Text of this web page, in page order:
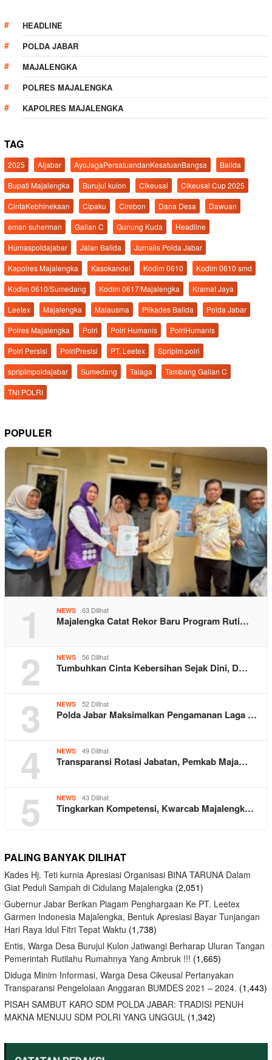
HEADLINE
POLDA JABAR
MAJALENGKA
POLRES MAJALENGKA
KAPOLRES MAJALENGKA
TAG
2025 Aljabar AyoJagaPersatuandanKesatuanBangsa
Balida
Bupati Majalengka
Burujul kulon Cikeusal
Cikeusal Cup 2025
CintaKebhinekaan
Cipaku Cirebon Dana Desa
Dawuan
eman suherman
Galian C Gunung Kuda
Headline
Humaspoldajabar
Jalan Balida
Jurnalis Polda Jabar
Kapolres Majalengka
Kasokandel Kodim 0610
Kodim 0610 smd
Kodim 0610/Sumedang
Kodim 0617/Majalengka
Kramat Jaya
Leetex
Majalengka Malausma Pilkades Balida
Polda Jabar
Polres Majalengka
Polri Polri Humanis
PolriHumanis
Polri Persisi
PolriPresisi PT. Leetex
Spripim.polri
spripimpoldajabar
Sumedang Talaga
Tambang Galian C
TNI POLRI
POPULER
1 NEWS 63 Dilihat
Majalengka Catat Rekor Baru Program Ruti…
2 NEWS 56 Dilihat
Tumbuhkan Cinta Kebersihan Sejak Dini, D…
3 NEWS 52 Dilihat
Polda Jabar Maksimalkan Pengamanan Laga …
4 NEWS 49 Dilihat
Transparansi Rotasi Jabatan, Pemkab Maja…
5 NEWS 43 Dilihat
Tingkarkan Kompetensi, Kwarcab Majalengk…
PALING BANYAK DILIHAT
Kades Hj. Teti kurnia Apresiasi Organisasi BINA TARUNA Dalam
Giat Peduli Sampah di Cidulang Majalengka (2,051)
Gubernur Jabar Berikan Piagam Penghargaan Ke PT. Leetex
Garmen Indonesia Majalengka, Bentuk Apresiasi Bayar Tunjangan
Hari Raya Idul Fitri Tepat Waktu (1,738)
Entis, Warga Desa Burujul Kulon Jatiwangi Berharap Uluran Tangan
Pemerintah Rutilahu Rumahnya Yang Ambruk !!! (1,665)
Diduga Minim Informasi, Warga Desa Cikeusal Pertanyakan
Transparansi Pengelolaan Anggaran BUMDES 2021 – 2024. (1,443)
PISAH SAMBUT KARO SDM POLDA JABAR: TRADISI PENUH
MAKNA MENUJU SDM POLRI YANG UNGGUL (1,342)